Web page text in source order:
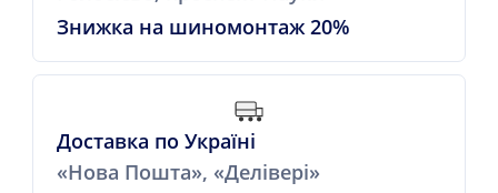
Знижка на шиномонтаж 20%
Доставка по Україні
«Нова Пошта», «Делівері»